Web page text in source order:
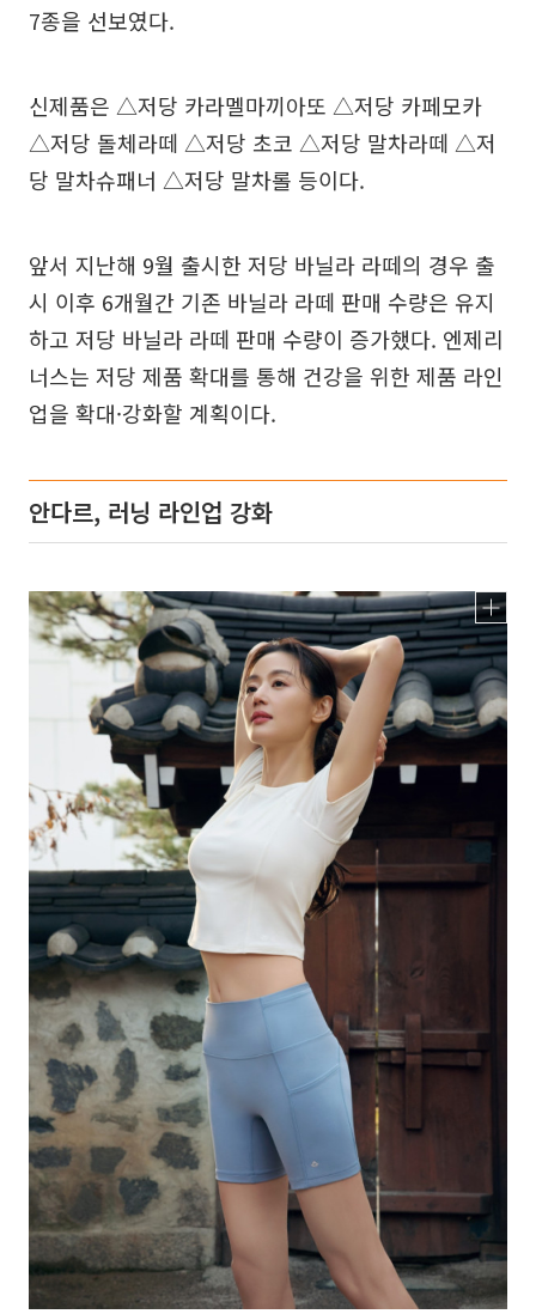
7종을 선보였다.
신제품은 △저당 카라멜마끼아또 △저당 카페모카
△저당 돌체라떼 △저당 초코 △저당 말차라떼 △저
당 말차슈패너 △저당 말차롤 등이다.
앞서 지난해 9월 출시한 저당 바닐라 라떼의 경우 출
시 이후 6개월간 기존 바닐라 라떼 판매 수량은 유지
하고 저당 바닐라 라떼 판매 수량이 증가했다. 엔제리
너스는 저당 제품 확대를 통해 건강을 위한 제품 라인
업을 확대·강화할 계획이다.
안다르, 러닝 라인업 강화